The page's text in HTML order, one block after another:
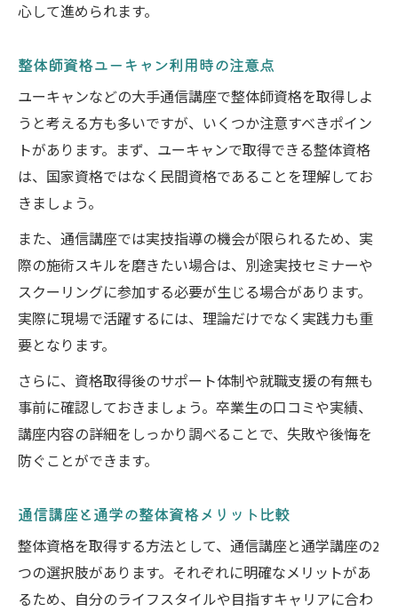
心して進められます。
整体師資格ユーキャン利用時の注意点
ユーキャンなどの大手通信講座で整体師資格を取得しよ
うと考える方も多いですが、いくつか注意すべきポイン
トがあります。まず、ユーキャンで取得できる整体資格
は、国家資格ではなく民間資格であることを理解してお
きましょう。
また、通信講座では実技指導の機会が限られるため、実
際の施術スキルを磨きたい場合は、別途実技セミナーや
スクーリングに参加する必要が生じる場合があります。
実際に現場で活躍するには、理論だけでなく実践力も重
要となります。
さらに、資格取得後のサポート体制や就職支援の有無も
事前に確認しておきましょう。卒業生の口コミや実績、
講座内容の詳細をしっかり調べることで、失敗や後悔を
防ぐことができます。
通信講座と通学の整体資格メリット比較
整体資格を取得する方法として、通信講座と通学講座の2
つの選択肢があります。それぞれに明確なメリットがあ
るため、自分のライフスタイルや目指すキャリアに合わ